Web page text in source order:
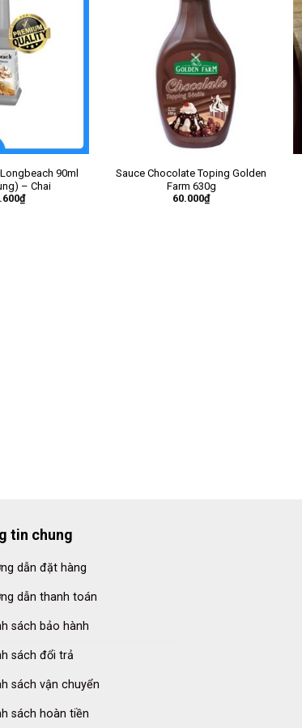
90ml
– Chai
₫
Sauce Chocolate Toping Golden
Farm 630g
60.000₫
tin chung
dẫn đặt hàng
dẫn thanh toán
sách bảo hành
sách đổi trả
sách vận chuyển
sách hoàn tiền